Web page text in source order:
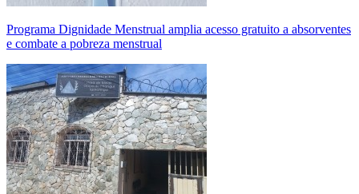
Programa Dignidade Menstrual amplia acesso gratuito a absorventes
e combate a pobreza menstrual